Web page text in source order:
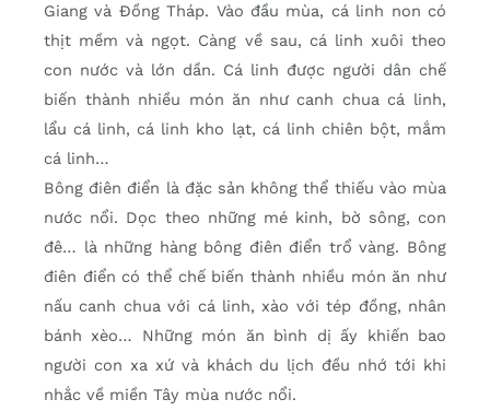
Giang và Đồng Tháp. Vào đầu mùa, cá linh non có
thịt mềm và ngọt. Càng về sau, cá linh xuôi theo
con nước và lớn dần. Cá linh được người dân chế
biến thành nhiều món ăn như canh chua cá linh,
lẩu cá linh, cá linh kho lạt, cá linh chiên bột, mắm
cá linh…
Bông điên điển là đặc sản không thể thiếu vào mùa
nước nổi. Dọc theo những mé kinh, bờ sông, con
đê… là những hàng bông điên điển trổ vàng. Bông
điên điển có thể chế biến thành nhiều món ăn như
nấu canh chua với cá linh, xào với tép đồng, nhân
bánh xèo… Những món ăn bình dị ấy khiến bao
người con xa xứ và khách du lịch đều nhớ tới khi
nhắc về miền Tây mùa nước nổi.